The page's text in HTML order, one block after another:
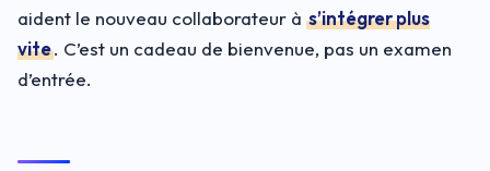
aident le nouveau collaborateur à s’intégrer plus
vite. C’est un cadeau de bienvenue, pas un examen
d’entrée.